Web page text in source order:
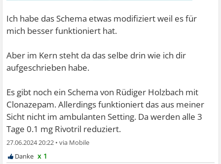
Ich habe das Schema etwas modifiziert weil es für
mich besser funktioniert hat.
Aber im Kern steht da das selbe drin wie ich dir
aufgeschrieben habe.
Es gibt noch ein Schema von Rüdiger Holzbach mit
Clonazepam. Allerdings funktioniert das aus meiner
Sicht nicht im ambulanten Setting. Da werden alle 3
Tage 0.1 mg Rivotril reduziert.
27.06.2024 20:22 •
x 1